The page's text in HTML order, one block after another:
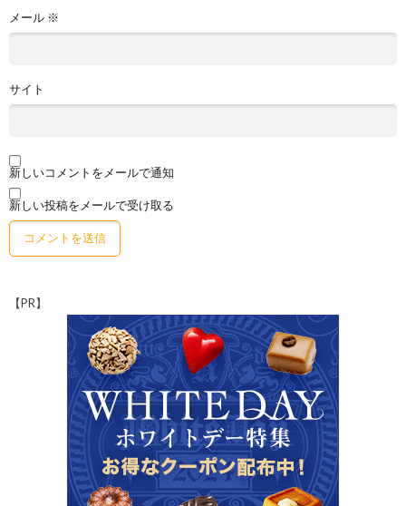
メール ※
サイト
新しいコメントをメールで通知
新しい投稿をメールで受け取る
【PR】